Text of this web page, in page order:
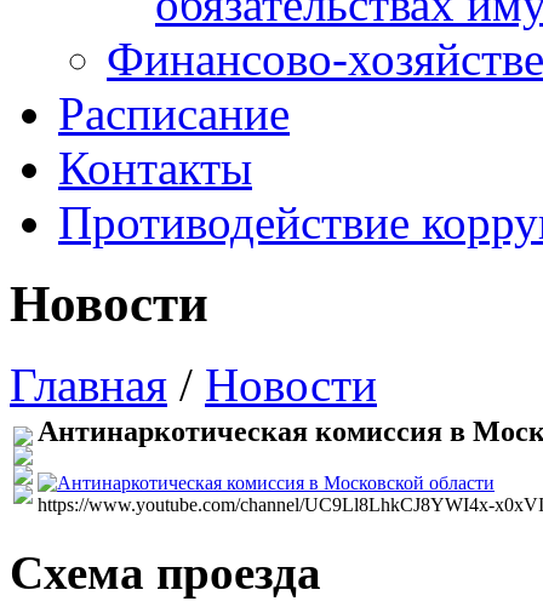
Финансово-
Расписание
Контакты
Противодействие
Новости
Главная / Новости
Антинаркотическая комиссия в
https://www.youtube.com/channel/UC9Ll8LhkCJ8YWI4x-
Схема проезда